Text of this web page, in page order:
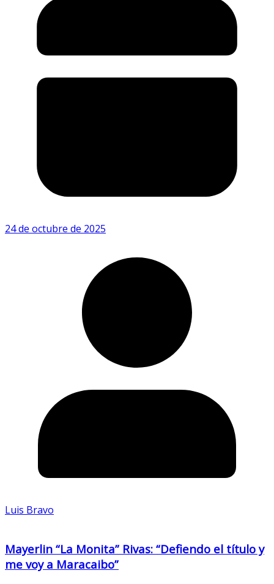
24 de octubre de 2025
Luis Bravo
Mayerlin “La Monita” Rivas: “Defiendo el título y
me voy a Maracaibo”